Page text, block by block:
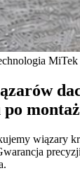
MiTek
montaż
wiązary